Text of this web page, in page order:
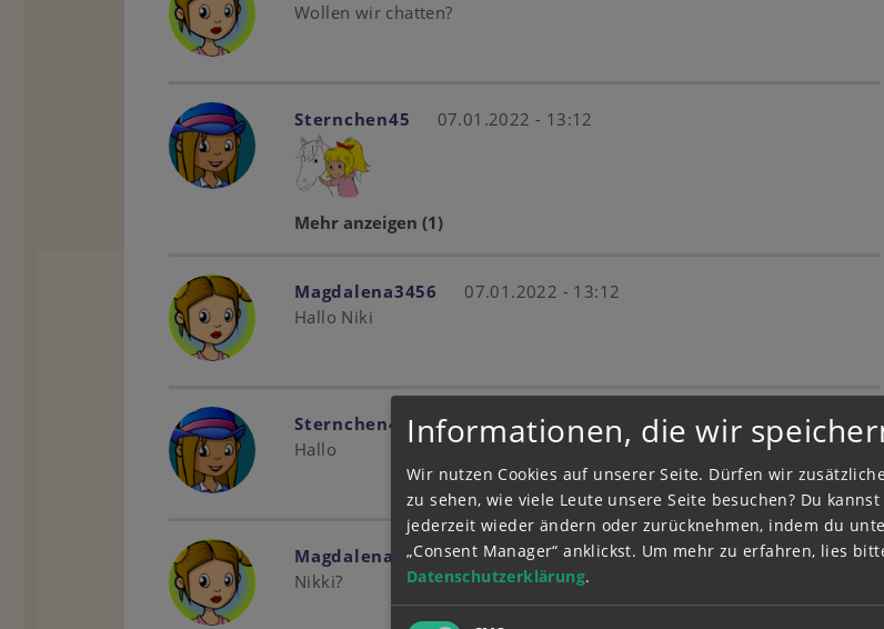
Wollen wir chatten?
Sternchen45 07.01.2022 - 13:12
Mehr anzeigen (1)
Magdalena3456
07.01.2022 - 13:12
Hallo Niki
Sternchen45
07.01.2022 - 13:10
Hallo
Magdalena3456
07.01.2022 - 13:09
Nikki?
Informationen, die wir
Wir nutzen Cookies auf unserer Seite. Dürfen wir
zu sehen, wie viele Leute unsere Seite besuchen? Du
jederzeit wieder ändern oder zurücknehmen, indem du
„Consent Manager“ anklickst. Um mehr zu erfahren, lies
Datenschutzerklärung.